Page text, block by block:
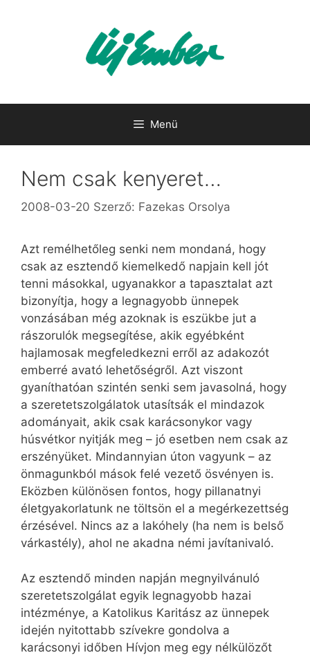
Menü
Nem csak kenyeret…
2008-03-20 Szerző: Fazekas Orsolya
Azt remélhetőleg senki nem mondaná, hogy
csak az esztendő kiemelkedő napjain kell jót
tenni másokkal, ugyanakkor a tapasztalat azt
bizonyítja, hogy a legnagyobb ünnepek
vonzásában még azoknak is eszükbe jut a
rászorulók megsegítése, akik egyébként
hajlamosak megfeledkezni erről az adakozót
emberré avató lehetőségről. Azt viszont
gyaníthatóan szintén senki sem javasolná, hogy
a szeretetszolgálatok utasítsák el mindazok
adományait, akik csak karácsonykor vagy
húsvétkor nyitják meg – jó esetben nem csak az
erszényüket. Mindannyian úton vagyunk – az
önmagunkból mások felé vezető ösvényen is.
Eközben különösen fontos, hogy pillanatnyi
életgyakorlatunk ne töltsön el a megérkezettség
érzésével. Nincs az a lakóhely (ha nem is belső
várkastély), ahol ne akadna némi javítanivaló.
Az esztendő minden napján megnyilvánuló
szeretetszolgálat egyik legnagyobb hazai
intézménye, a Katolikus Karitász az ünnepek
idején nyitottabb szívekre gondolva a
karácsonyi időben Hívjon meg egy nélkülözőt